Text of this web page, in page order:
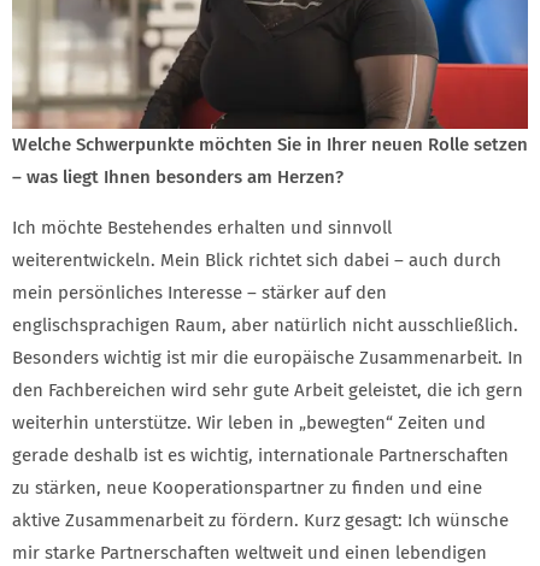
Welche Schwerpunkte möchten Sie in Ihrer neuen Rolle setzen
– was liegt Ihnen besonders am Herzen?
Ich möchte Bestehendes erhalten und sinnvoll
weiterentwickeln. Mein Blick richtet sich dabei – auch durch
mein persönliches Interesse – stärker auf den
englischsprachigen Raum, aber natürlich nicht ausschließlich.
Besonders wichtig ist mir die europäische Zusammenarbeit. In
den Fachbereichen wird sehr gute Arbeit geleistet, die ich gern
weiterhin unterstütze. Wir leben in „bewegten“ Zeiten und
gerade deshalb ist es wichtig, internationale Partnerschaften
zu stärken, neue Kooperationspartner zu finden und eine
aktive Zusammenarbeit zu fördern. Kurz gesagt: Ich wünsche
mir starke Partnerschaften weltweit und einen lebendigen